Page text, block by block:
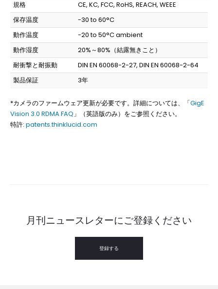
規格
CE, KC, FCC, RoHS, REACH, WEEE
保存温度
-30 to 60°C
動作温度
-20 to 50°C ambient
動作湿度
20%～80%（結露無きこと）
耐衝撃と耐振動
DIN EN 60068-2-27, DIN EN 60068-2-64
製品保証
3年
*カメラのファームウェア更新が必要です。詳細については、「GigE
Vision 3.0 RDMA FAQ 」（英語版のみ）をご参照ください。
特許: patents.thinklucid.com
月刊ニュースレターにご登録ください
登録する